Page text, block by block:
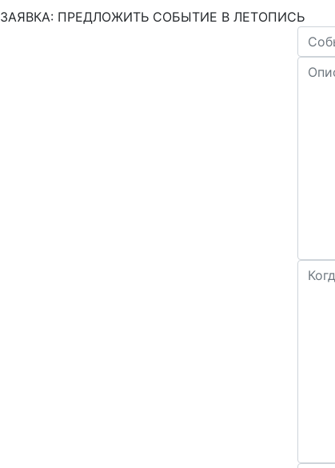
ЗАЯВКА: ПРЕДЛОЖИТЬ СОБЫТИЕ В ЛЕТОПИСЬ